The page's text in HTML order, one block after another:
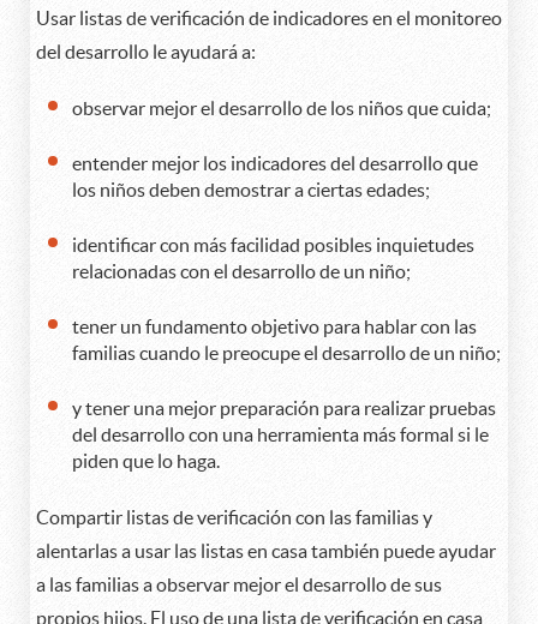
Usar listas de verificación de indicadores en el monitoreo
del desarrollo le ayudará a:
observar mejor el desarrollo de los niños que cuida;
entender mejor los indicadores del desarrollo que
los niños deben demostrar a ciertas edades;
identificar con más facilidad posibles inquietudes
relacionadas con el desarrollo de un niño;
tener un fundamento objetivo para hablar con las
familias cuando le preocupe el desarrollo de un niño;
y tener una mejor preparación para realizar pruebas
del desarrollo con una herramienta más formal si le
piden que lo haga.
Compartir listas de verificación con las familias y
alentarlas a usar las listas en casa también puede ayudar
a las familias a observar mejor el desarrollo de sus
propios hijos. El uso de una lista de verificación en casa